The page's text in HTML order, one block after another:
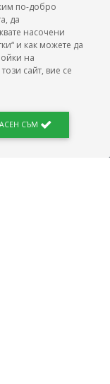
Списък на всички
доход. Калкулатор
по-добро
да
насочени
и как можете да
на
сайт, вие се
СЪМ